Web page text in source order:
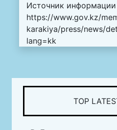
Источник
https://www.gov.kz/
karakiya/press/news/
lang=kk
TOP